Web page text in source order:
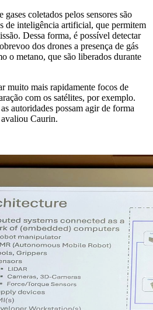
coletados pelos sensores são
de inteligência artificial, que permitem
Dessa forma, é possível detectar
dos drones a presença de gás
o metano, que são liberados durante
muito mais rapidamente focos de
com os satélites, por exemplo.
autoridades possam agir de forma
Caurin.